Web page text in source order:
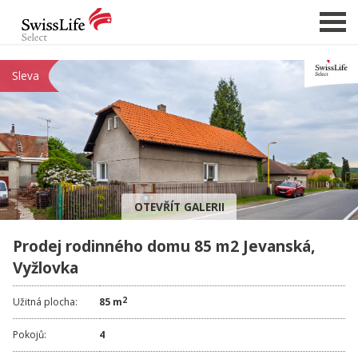
NABÍDKA NEMOVITOSTÍ
CHCI PRODAT / PRONAJMOUT
HLÍDAT NOVÉ NABÍDKY
CHCI OCENIT NEMOVITOST
O NÁS
REFERENCE
SLUŽBY
KARIÉRA
FINANCOVÁNÍ / HYPOTÉKA
Sleva
OTEVŘÍT GALERII
Prodej rodinného domu 85 m2 Jevanská,
Vyžlovka
Užitná plocha: 85 m2
Pokojů: 4